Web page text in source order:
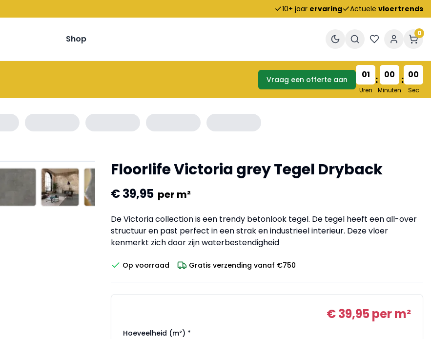
10+ jaar ervaring Actuele vloertrends
Shop
0
Vraag een offerte aan 01
Uren
: 00
Minuten
: 00
Sec
Floorlife Victoria grey Tegel Dryback
€ 39,95 per m²
De Victoria collection is een trendy betonlook tegel. De tegel heeft een all-over
structuur en past perfect in een strak en industrieel interieur. Deze vloer
kenmerkt zich door zijn waterbestendigheid
Op voorraad Gratis verzending vanaf €750
€ 39,95per m²
Hoeveelheid (m²) *